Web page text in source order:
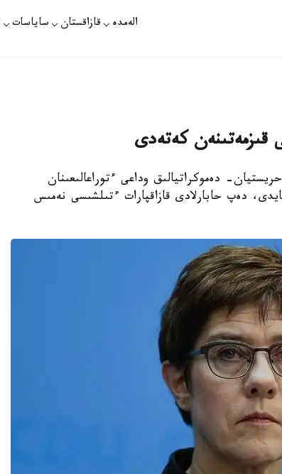
الەمدە قازاقستان ساياسات
قىزمەتىنەن كەتەدى
دەموكراتيالىق وداعى ءتوراعالىعىنان
دەپ حابارلادى قازاقپارات ءتىلشىسى نەمىس